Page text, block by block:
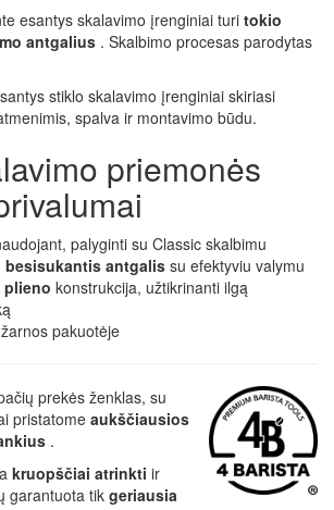
esantys skalavimo įrenginiai turi tokio
antgalius . Skalbimo procesas parodytas
stiklo skalavimo įrenginiai skiriasi
spalva ir montavimo būdu.
priemonės
palyginti su Classic skalbimu
besisukantis antgalis su efektyviu valymu
konstrukcija, užtikrinanti ilgą
pakuotėje
prekės ženklas, su
pristatome aukščiausios
.
kruopščiai atrinkti ir
garantuota tik geriausia